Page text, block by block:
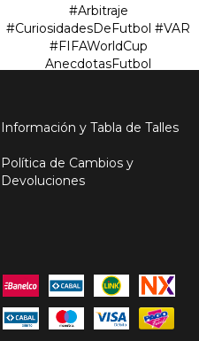
Información y Tabla de Talles
Política de Cambios y
Devoluciones